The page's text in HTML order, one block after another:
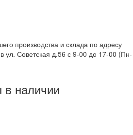
производства и склада по адресу
ул. Советская д.56 с 9-00 до 17-00 (Пн-
в наличии